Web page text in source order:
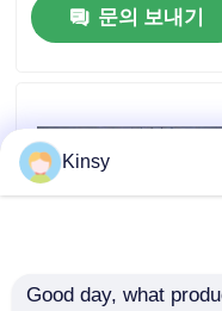
뉴스
금속 실 방직 그물
문의 보내기
Kinsy
Good day, what